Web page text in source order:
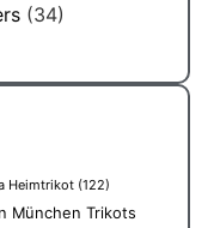
(34)
Heimtrikot (122)
München Trikots